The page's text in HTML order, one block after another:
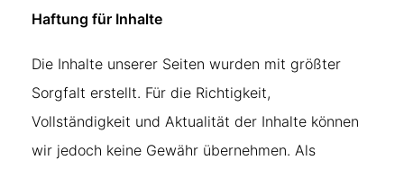
Haftung für Inhalte
Die Inhalte unserer Seiten wurden mit größter
Sorgfalt erstellt. Für die Richtigkeit,
Vollständigkeit und Aktualität der Inhalte können
wir jedoch keine Gewähr übernehmen. Als